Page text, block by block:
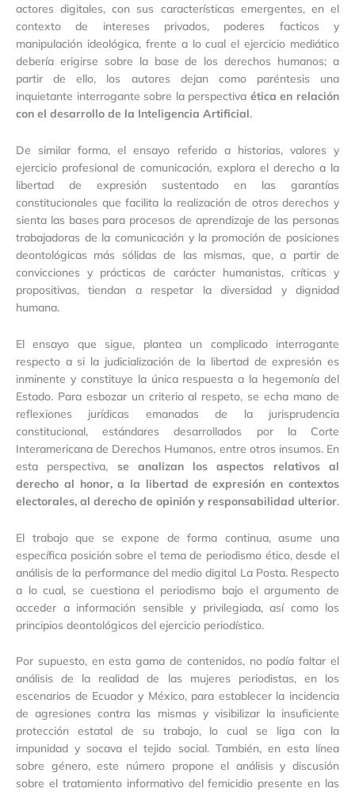
actores digitales, con sus características emergentes, en el
contexto de intereses privados, poderes facticos y
manipulación ideológica, frente a lo cual el ejercicio mediático
debería erigirse sobre la base de los derechos humanos; a
partir de ello, los autores dejan como paréntesis una
inquietante interrogante sobre la perspectiva ética en relación
con el desarrollo de la Inteligencia Artificial.
De similar forma, el ensayo referido a historias, valores y
ejercicio profesional de comunicación, explora el derecho a la
libertad de expresión sustentado en las garantías
constitucionales que facilita la realización de otros derechos y
sienta las bases para procesos de aprendizaje de las personas
trabajadoras de la comunicación y la promoción de posiciones
deontológicas más sólidas de las mismas, que, a partir de
convicciones y prácticas de carácter humanistas, críticas y
propositivas, tiendan a respetar la diversidad y dignidad
humana.
El ensayo que sigue, plantea un complicado interrogante
respecto a si la judicialización de la libertad de expresión es
inminente y constituye la única respuesta a la hegemonía del
Estado. Para esbozar un criterio al respeto, se echa mano de
reflexiones jurídicas emanadas de la jurisprudencia
constitucional, estándares desarrollados por la Corte
Interamericana de Derechos Humanos, entre otros insumos. En
esta perspectiva, se analizan los aspectos relativos al
derecho al honor, a la libertad de expresión en contextos
electorales, al derecho de opinión y responsabilidad ulterior.
El trabajo que se expone de forma continua, asume una
específica posición sobre el tema de periodismo ético, desde el
análisis de la performance del medio digital La Posta. Respecto
a lo cual, se cuestiona el periodismo bajo el argumento de
acceder a información sensible y privilegiada, así como los
principios deontológicos del ejercicio periodístico.
Por supuesto, en esta gama de contenidos, no podía faltar el
análisis de la realidad de las mujeres periodistas, en los
escenarios de Ecuador y México, para establecer la incidencia
de agresiones contra las mismas y visibilizar la insuficiente
protección estatal de su trabajo, lo cual se liga con la
impunidad y socava el tejido social. También, en esta línea
sobre género, este número propone el análisis y discusión
sobre el tratamiento informativo del femicidio presente en las